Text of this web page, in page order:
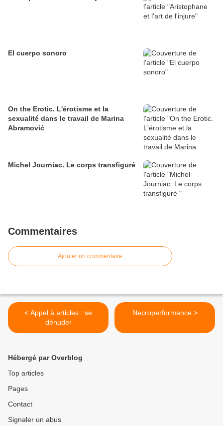
El cuerpo sonoro
On the Erotic. L'érotisme et la
sexualité dans le travail de Marina
Abramović
Michel Journiac. Le corps transfiguré
Commentaires
Ajouter un commentaire
< Appel à articles : se
dénuder
Necroperformance >
Hébergé par Overblog
Top articles
Pages
Contact
Signaler un abus